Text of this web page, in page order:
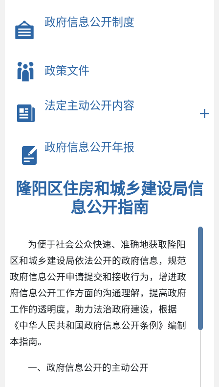
政府信息公开制度
政策文件
法定主动公开内容
政府信息公开年报
隆阳区住房和城乡建设局信
息公开指南
为便于社会公众快速、准确地获取隆阳
区和城乡建设局依法公开的政府信息，规范
政府信息公开申请提交和接收行为，增进政
府信息公开工作方面的沟通理解，提高政府
工作的透明度，助力法治政府建设，根据
《中华人民共和国政府信息公开条例》编制
本指南。
一、政府信息公开的主动公开